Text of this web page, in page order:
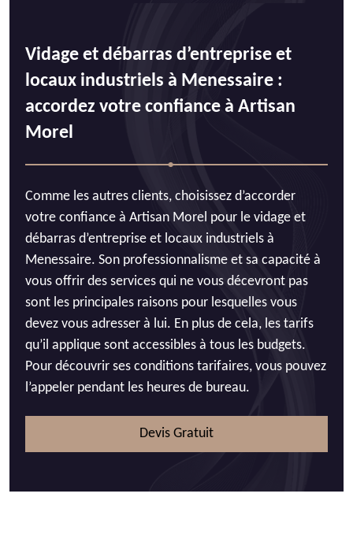
Vidage et débarras d’entreprise et
locaux industriels à Menessaire :
accordez votre confiance à Artisan
Morel
Comme les autres clients, choisissez d’accorder
votre confiance à Artisan Morel pour le vidage et
débarras d’entreprise et locaux industriels à
Menessaire. Son professionnalisme et sa capacité à
vous offrir des services qui ne vous décevront pas
sont les principales raisons pour lesquelles vous
devez vous adresser à lui. En plus de cela, les tarifs
qu’il applique sont accessibles à tous les budgets.
Pour découvrir ses conditions tarifaires, vous pouvez
l’appeler pendant les heures de bureau.
Devis Gratuit